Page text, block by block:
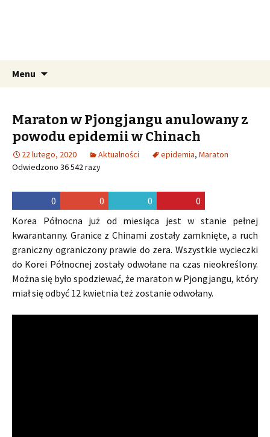
Północnej
Menu
Maraton w Pjongjangu anulowany z
powodu epidemii w Chinach
22 lutego, 2020 Aktualności epidemia, Maraton
Odwiedzono 36 542 razy
0 0 0
0
Korea Północna już od miesiąca jest w stanie pełnej
kwarantanny. Granice z Chinami zostały zamknięte, a ruch
graniczny ograniczony prawie do zera. Wszystkie wycieczki
do Korei Północnej zostały odwołane na czas nieokreślony.
Można się było spodziewać, że maraton w Pjongjangu, który
miał się odbyć 12 kwietnia też zostanie odwołany.